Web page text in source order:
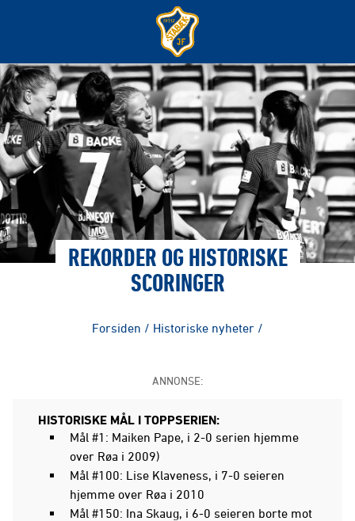
REKORDER OG HISTORISKE
SCORINGER
Forsiden / Historiske nyheter /
ANNONSE:
HISTORISKE MÅL I TOPPSERIEN:
Mål #1: Maiken Pape, i 2-0 serien hjemme
over Røa i 2009)
Mål #100: Lise Klaveness, i 7-0 seieren
hjemme over Røa i 2010
Mål #150: Ina Skaug, i 6-0 seieren borte mot